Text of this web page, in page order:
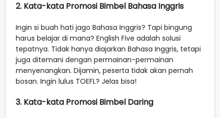
2. Kata-kata Promosi Bimbel Bahasa Inggris
Ingin si buah hati jago Bahasa Inggris? Tapi bingung
harus belajar di mana? English Five adalah solusi
tepatnya. Tidak hanya diajarkan Bahasa Inggris, tetapi
juga ditemani dengan permainan-permainan
menyenangkan. Dijamin, peserta tidak akan pernah
bosan. Ingin lulus TOEFL? Jelas bisa!
3. Kata-kata Promosi Bimbel Daring